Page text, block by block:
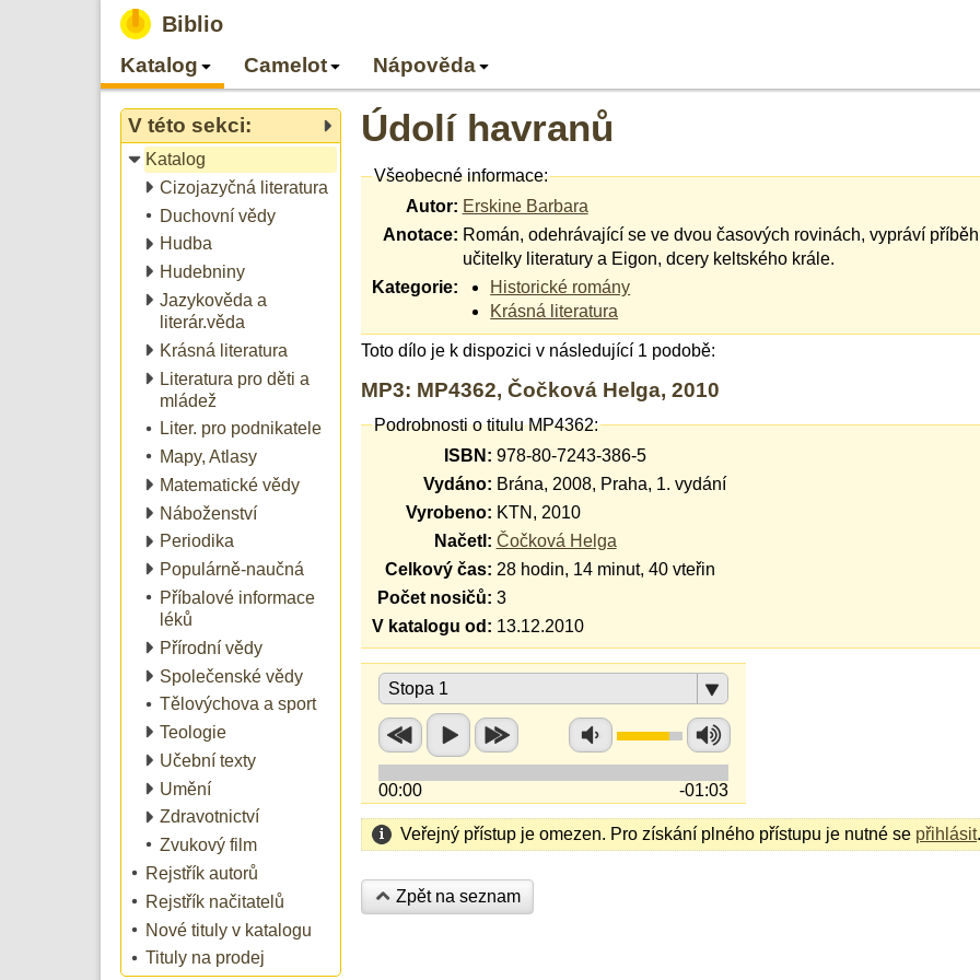
Biblio
Katalog Camelot Nápověda
V této sekci:
Katalog
Cizojazyčná literatura
Duchovní vědy
Hudba
Hudebniny
Jazykověda a
literár.věda
Krásná literatura
Literatura pro děti a
mládež
Liter. pro podnikatele
Mapy, Atlasy
Matematické vědy
Náboženství
Periodika
Populárně-naučná
Příbalové informace
léků
Přírodní vědy
Společenské vědy
Tělovýchova a sport
Teologie
Učební texty
Umění
Zdravotnictví
Zvukový film
Rejstřík autorů
Rejstřík načitatelů
Nové tituly v katalogu
Tituly na prodej
Údolí havranů
Všeobecné informace:
Autor: Erskine Barbara
Anotace: Román, odehrávající se ve dvou časových rovinách, vypráví
učitelky literatury a Eigon, dcery keltského krále.
Kategorie:
Historické romány
Krásná literatura
Toto dílo je k dispozici v následující 1 podobě:
MP3: MP4362, Čočková Helga, 2010
Podrobnosti o titulu MP4362:
ISBN: 978-80-7243-386-5
Vydáno: Brána, 2008, Praha, 1. vydání
Vyrobeno: KTN, 2010
Načetl: Čočková Helga
Celkový čas: 28 hodin, 14 minut, 40 vteřin
Počet nosičů: 3
V katalogu od: 13.12.2010
Stopa 1
00:00 -01:03
Veřejný přístup je omezen. Pro získání plného přístupu je nutné se přihlásit.
Zpět na seznam